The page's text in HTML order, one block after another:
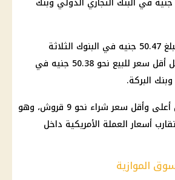
في
البنوك الثلاثة
نفسها، في حين سجل أقل سعر للبيع نحو 50.38 جنيه في
البركة.
وبذلك بلغ الفارق بين أعلى وأقل سعر شراء نحو 9 قروش، وهو
أسعار العملة الأمريكية داخل
الموازية